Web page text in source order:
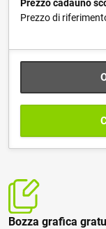
Prezzo cadauno
Prezzo di
Bozza grafica